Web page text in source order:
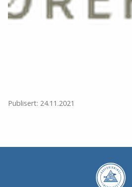
Publisert: 24.11.2021